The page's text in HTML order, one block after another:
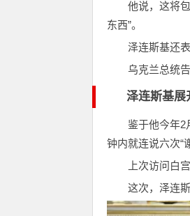
他说，这将
东西”。
泽连斯基还
乌克兰总统
泽连斯基展
鉴于他今年
钟内就连说六次“
上次访问白
这次，泽连